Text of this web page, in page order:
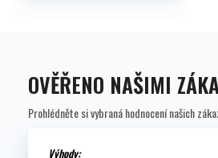
OVĚŘENO NAŠIMI
Prohlédněte si vybraná hodnocení našich
Výhody: